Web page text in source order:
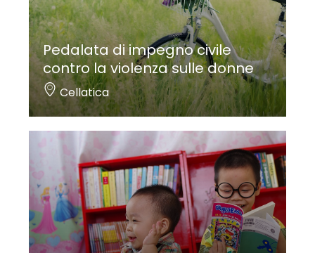
Pedalata di impegno civile
contro la violenza sulle donne
Cellatica